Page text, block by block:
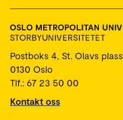
Postboks 4, St. Olavs plass
0130 Oslo
Tlf.: 67 23 50 00
Kontakt oss